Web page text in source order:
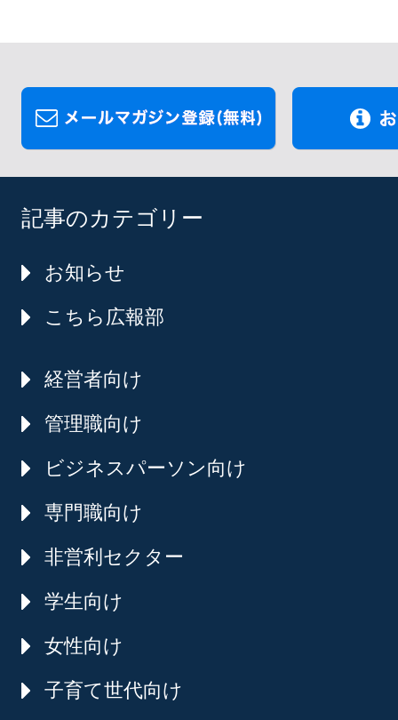
記事のカテゴリー
お知らせ
こちら広報部
経営者向け
管理職向け
ビジネスパーソン向け
専門職向け
非営利セクター
学生向け
女性向け
子育て世代向け